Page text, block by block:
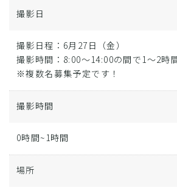
撮影日
撮影日程：6月27日（金）
撮影時間：8:00～14:00の間で1～2時
※複数名募集予定です！
撮影時間
0時間~1時間
場所